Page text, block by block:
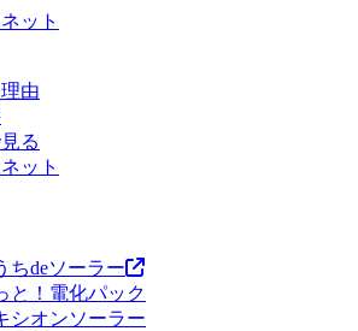
由
る
ット
ちdeソーラー
と！電化パック
シオンソーラー